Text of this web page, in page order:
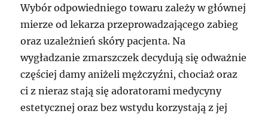
Wybór odpowiedniego towaru zależy w głównej
mierze od lekarza przeprowadzającego zabieg
oraz uzależnień skóry pacjenta. Na
wygładzanie zmarszczek decydują się odważnie
częściej damy aniżeli mężczyźni, chociaż oraz
ci z nieraz stają się adoratorami medycyny
estetycznej oraz bez wstydu korzystają z jej